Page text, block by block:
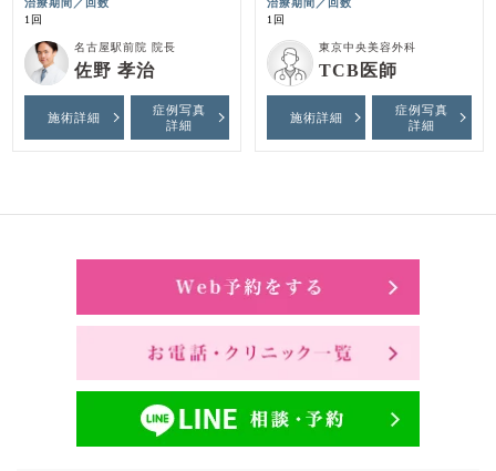
治療期間／回数
1回
名古屋駅前院 院長
佐野 孝治
施術詳細
症例写真
詳細
治療期間／回数
1回
東京中央美容外科
TCB医師
施術詳細
症例写真
詳細